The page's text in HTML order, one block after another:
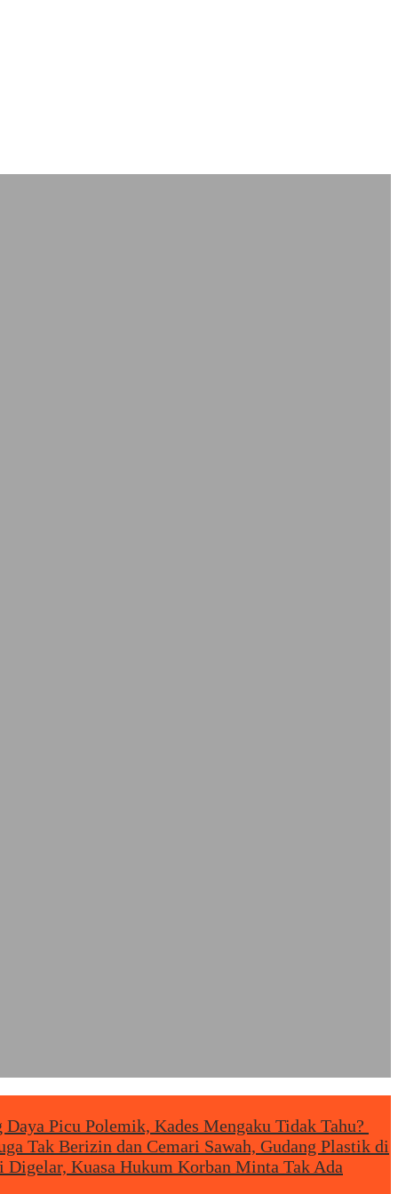
Picu Polemik, Kades Mengaku Tidak Tahu?
Tak Berizin dan Cemari Sawah, Gudang Plastik di
Digelar, Kuasa Hukum Korban Minta Tak Ada